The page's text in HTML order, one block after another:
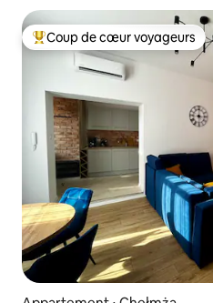
Coups de cœur voyageurs les
Coup de cœur voyageurs